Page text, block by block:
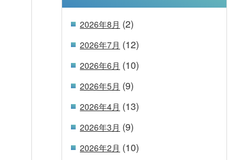
2026年8月 (2)
2026年7月 (12)
2026年6月 (10)
2026年5月 (9)
2026年4月 (13)
2026年3月 (9)
2026年2月 (10)